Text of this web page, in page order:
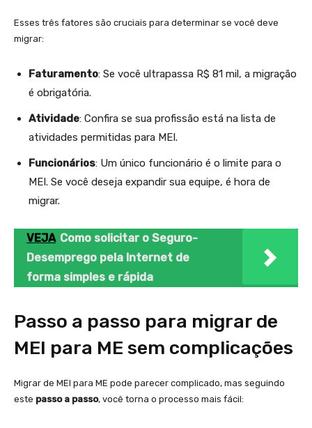
Esses três fatores são cruciais para determinar se você deve
migrar:
Faturamento: Se você ultrapassa R$ 81 mil, a migração
é obrigatória.
Atividade: Confira se sua profissão está na lista de
atividades permitidas para MEI.
Funcionários: Um único funcionário é o limite para o
MEI. Se você deseja expandir sua equipe, é hora de
migrar.
VEJA Como solicitar o Seguro-
Desemprego pela Internet de
forma simples e rápida
Passo a passo para migrar de
MEI para ME sem complicações
Migrar de MEI para ME pode parecer complicado, mas seguindo
este passo a passo, você torna o processo mais fácil: